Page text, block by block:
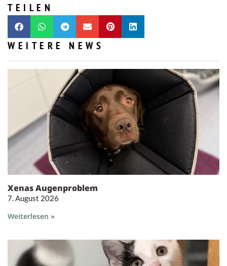
TEILEN
WEITERE NEWS
Xenas Augenproblem
7. August 2026
Weiterlesen »